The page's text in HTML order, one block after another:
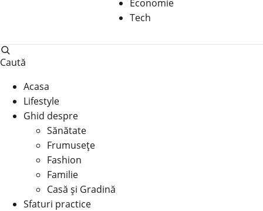
Economie
Tech
Caută
Acasa
Lifestyle
Ghid despre
Sănătate
Frumusețe
Fashion
Familie
Casă şi Gradină
Sfaturi practice